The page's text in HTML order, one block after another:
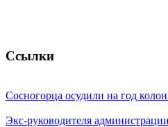
Ссылки
Сосногорца осудили на год
Экс-руководителя